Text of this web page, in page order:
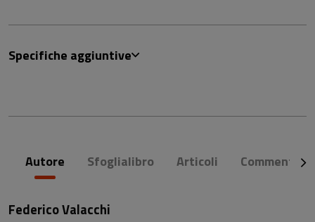
Specifiche aggiuntive
Autore Sfoglialibro Articoli Commenti
Federico Valacchi